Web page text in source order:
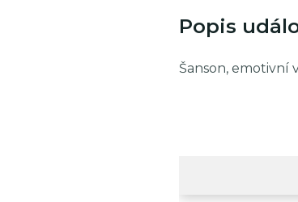
Popis
Šanson, emotivní